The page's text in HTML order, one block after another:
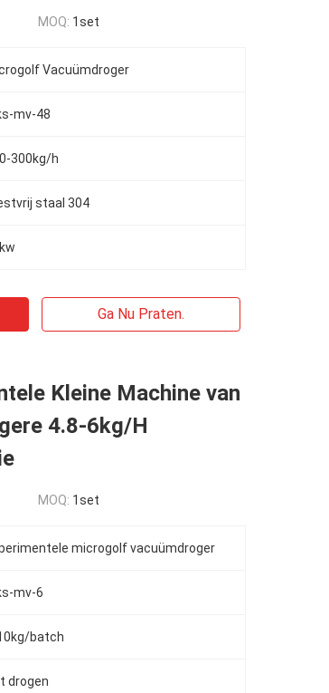
MOQ: 1set
Vacuümdroger
mv-48
300kg/h
staal 304
Ga Nu Praten.
Kleine Machine van
4.8-6kg/H
MOQ: 1set
microgolf vacuümdroger
mv-6
batch
drogen